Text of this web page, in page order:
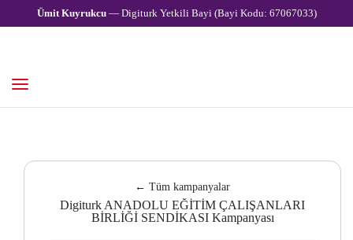
Ümit Kuyrukcu— Digiturk Yetkili Bayi (Bayi Kodu: 67067033)
← Tüm kampanyalar
Digiturk ANADOLU EĞİTİM ÇALIŞANLARI
BİRLİĞİ SENDİKASI Kampanyası